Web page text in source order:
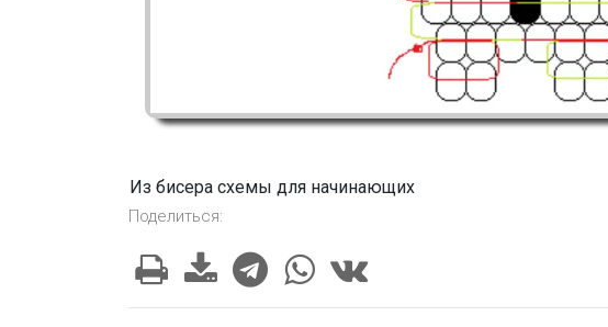
Из бисера схемы для начинающих
Поделиться: